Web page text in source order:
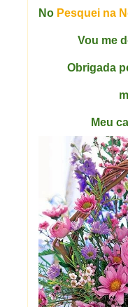
No Pesquei na
Vou me
Obrigada
Meu